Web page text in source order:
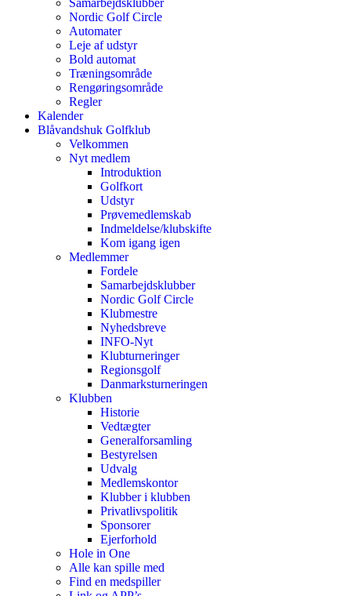
Samarbejdsklubber
Nordic Golf Circle
Automater
Leje af udstyr
Bold automat
Træningsområde
Rengøringsområde
Regler
Kalender
Blåvandshuk Golfklub
Velkommen
Nyt medlem
Introduktion
Golfkort
Udstyr
Prøvemedlemskab
Indmeldelse/klubskifte
Kom igang igen
Medlemmer
Fordele
Samarbejdsklubber
Nordic Golf Circle
Klubmestre
Nyhedsbreve
INFO-Nyt
Klubturneringer
Regionsgolf
Danmarksturneringen
Klubben
Historie
Vedtægter
Generalforsamling
Bestyrelsen
Udvalg
Medlemskontor
Klubber i klubben
Privatlivspolitik
Sponsorer
Ejerforhold
Hole in One
Alle kan spille med
Find en medspiller